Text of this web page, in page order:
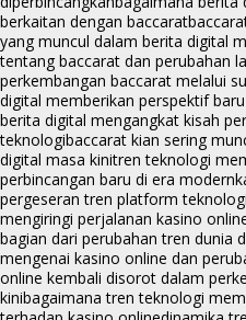
berkaitan dengan baccarat
yang muncul dalam berita digital
tentang baccarat dan perubahan
perkembangan baccarat melalui
digital memberikan perspektif
berita digital mengangkat kisah
teknologibaccarat kian sering
digital masa kinitren teknologi
perbincangan baru di era modern
pergeseran tren platform teknologi
mengiringi perjalanan kasino
bagian dari perubahan tren dunia
mengenai kasino online dan
online kembali disorot dalam
kinibagaimana tren teknologi